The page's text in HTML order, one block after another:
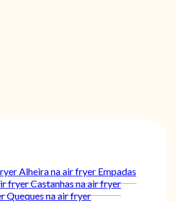
Alheira na air fryer Empadas
fryerCastanhas na air fryer
Queques na air fryer